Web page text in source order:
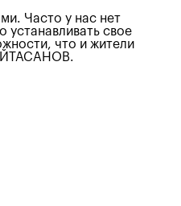
Часто у нас нет
устанавливать свое
что и жители